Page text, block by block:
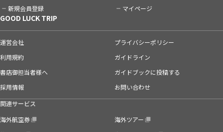
新規会員登録 マイページ
GOOD LUCK TRIP
運営会社
プライバシーポリシー
利用規約
ガイドライン
書店御担当者様へ
ガイドブックに投稿する
採用情報
お問い合わせ
関連サービス
海外航空券
海外ツアー